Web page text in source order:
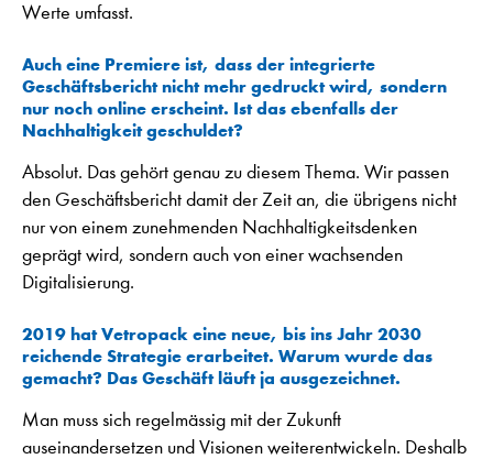
Werte umfasst.
Auch eine Premiere ist, dass der integrierte
Geschäftsbericht nicht mehr gedruckt wird, sondern
nur noch online erscheint. Ist das ebenfalls der
Nachhaltigkeit geschuldet?
Absolut. Das gehört genau zu diesem Thema. Wir passen
den Geschäftsbericht damit der Zeit an, die übrigens nicht
nur von einem zunehmenden Nachhaltigkeitsdenken
geprägt wird, sondern auch von einer wachsenden
Digitalisierung.
2019 hat Vetropack eine neue, bis ins Jahr 2030
reichende Strategie erarbeitet. Warum wurde das
gemacht? Das Geschäft läuft ja ausgezeichnet.
Man muss sich regelmässig mit der Zukunft
auseinandersetzen und Visionen weiterentwickeln. Deshalb